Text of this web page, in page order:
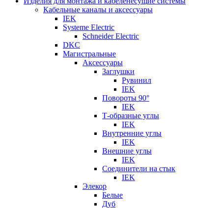
Кабельные каналы и аксессуары
IEK
Systeme Electric
Schneider Electric
DKC
Магистральные
Аксессуары
Заглушки
Рувинил
IEK
Повороты 90°
IEK
Т-образные углы
IEK
Внутренние углы
IEK
Внешние углы
IEK
Соединители на стык
IEK
Элекор
Белые
Дуб